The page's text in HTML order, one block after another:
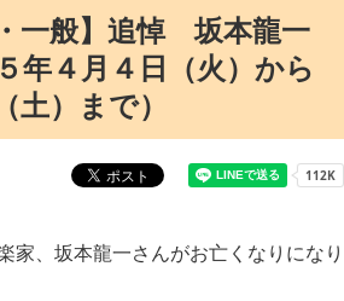
・一般】追悼 坂本龍一
年４月４日（火）から
土）まで）
家、坂本龍一さんがお亡くなりになり